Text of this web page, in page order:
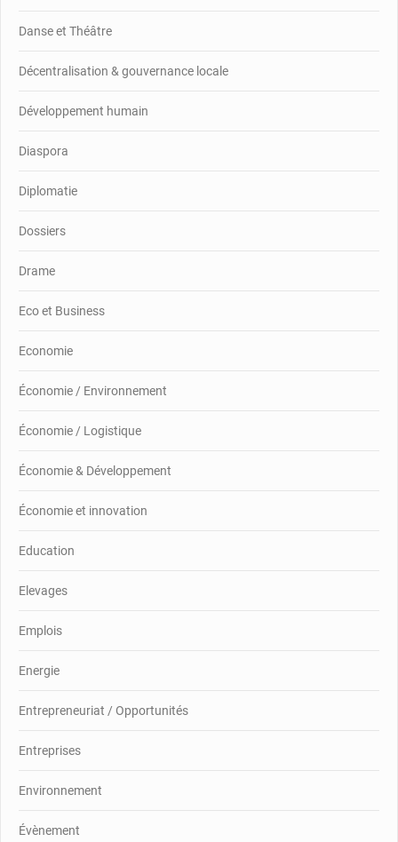
Danse et Théâtre
Décentralisation & gouvernance locale
Développement humain
Diaspora
Diplomatie
Dossiers
Drame
Eco et Business
Economie
Économie / Environnement
Économie / Logistique
Économie & Développement
Économie et innovation
Education
Elevages
Emplois
Energie
Entrepreneuriat / Opportunités
Entreprises
Environnement
Évènement